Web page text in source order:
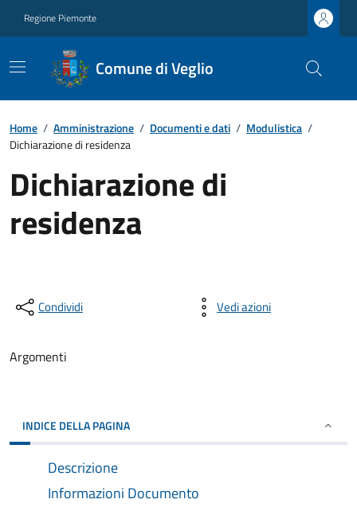
Regione Piemonte
Comune di Veglio
Home / Amministrazione / Documenti e dati / Modulistica /
Dichiarazione di residenza
Dichiarazione di
residenza
Condividi Vedi azioni
Argomenti
INDICE DELLA PAGINA
Descrizione
Informazioni Documento